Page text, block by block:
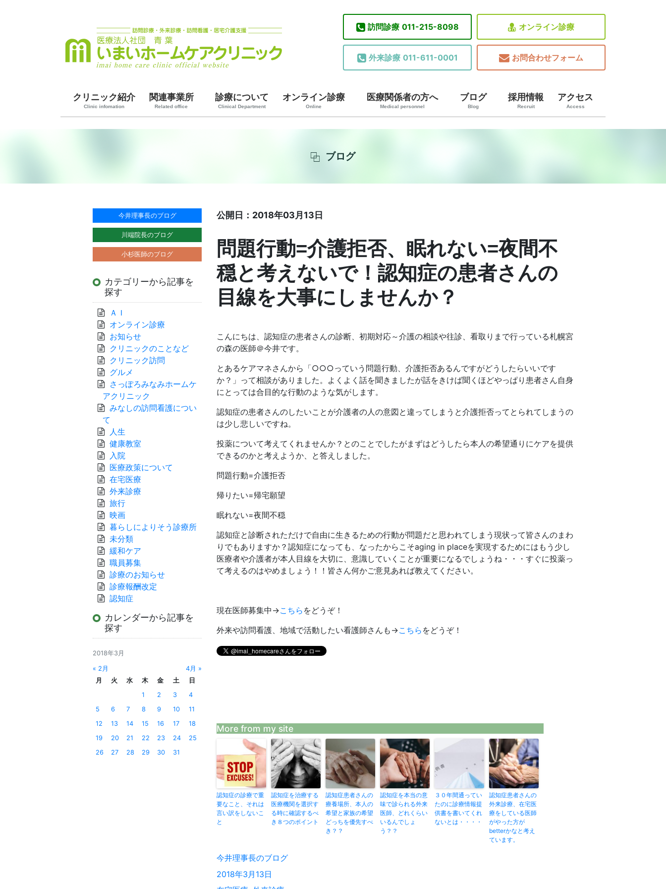
訪問診療 011-215-8098
外来診療 011-611-0001
オンライン診療
お問合わせフォーム
クリニック紹介
Clinic infomation
関連事業所
Related office
診療について
Clinical Department
オンライン診療
Online
医療関係者の方へ
Medical personnel
ブログ
Blog
採用情報
Recruit
アクセス
Access
ブログ
公開日：2018年03月13日
問題行動=介護拒否、眠れない=夜間不
穏と考えないで！認知症の患者さんの
目線を大事にしませんか？
こんにちは、認知症の患者さんの診断、初期対応～介護の相談や往診、看取りまで行っている札幌宮
の森の医師＠今井です。
とあるケアマネさんから「○○○っていう問題行動、介護拒否あるんですがどうしたらいいです
か？」って相談がありました。よくよく話を聞きましたが話をきけば聞くほどやっぱり患者さん自身
にとっては合目的な行動のような気がします。
認知症の患者さんのしたいことが介護者の人の意図と違ってしまうと介護拒否ってとられてしまうの
は少し悲しいですね。
投薬について考えてくれませんか？とのことでしたがまずはどうしたら本人の希望通りにケアを提供
できるのかと考えようか、と答えしました。
問題行動=介護拒否
帰りたい=帰宅願望
眠れない=夜間不穏
認知症と診断されただけで自由に生きるための行動が問題だと思われてしまう現状って皆さんのまわ
りでもありますか？認知症になっても、なったからこそaging in placeを実現するためにはもう少し
医療者や介護者が本人目線を大切に、意識していくことが重要になるでしょうね・・・すぐに投薬っ
て考えるのはやめましょう！！皆さん何かご意見あれば教えてください。
現在医師募集中→こちら をどうぞ！
外来や訪問看護、地域で活動したい看護師さんも→こちら をどうぞ！
More from my site
認知症の診療で重
要なこと、それは
言い訳をしないこ
と
認知症を治療する
医療機関を選択す
る時に確認するべ
き８つのポイント
認知症患者さんの
療養場所、本人の
希望と家族の希望
どっちを優先すべ
き？？
認知症を本当の意
味で診られる外来
医師、どれくらい
いるんでしょ
う？？
３０年間通ってい
たのに診療情報提
供書を書いてくれ
ないとは・・・・
認知症患者さんの
外来診療、在宅医
療をしている医師
がやった方が
betterかなと考え
ています。
投
稿
今井理事長のブログ
投
稿
2018年3月13日
今井理事長のブログ
川端院長のブログ
小杉医師のブログ
カテゴリーから記事を
探す
ＡＩ
オンライン診療
お知らせ
クリニックのことなど
クリニック訪問
グルメ
さっぽろみなみホームケ
アクリニック
みなしの訪問看護につい
て
人生
健康教室
入院
医療政策について
在宅医療
外来診療
旅行
映画
暮らしによりそう診療所
未分類
緩和ケア
職員募集
診療のお知らせ
診療報酬改定
認知症
カレンダーから記事を
探す
2018年3月
« 2月
4月 »
月
火 水 木 金 土
日
1
2 3
4
5
6 7 8 9 10
11
12
13 14 15 16 17
18
19
20 21 22 23 24
25
26
27 28 29 30 31